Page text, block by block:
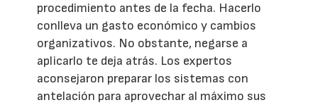
procedimiento antes de la fecha. Hacerlo
conlleva un gasto económico y cambios
organizativos. No obstante, negarse a
aplicarlo te deja atrás. Los expertos
aconsejaron preparar los sistemas con
antelación para aprovechar al máximo sus